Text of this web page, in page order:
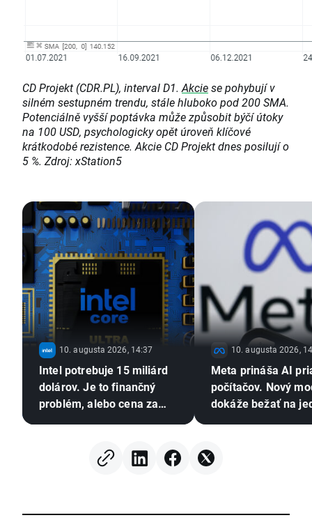
CD Projekt (CDR.PL), interval D1.Akciese pohybují v
silném sestupném trendu, stále hluboko pod 200 SMA.
Potenciálně vyšší poptávka může způsobit býčí útoky
na 100 USD, psychologicky opět úroveň klíčové
krátkodobé rezistence. Akcie CD Projekt dnes posilují o
5 %. Zdroj: xStation5
10. augusta 2026, 14:37
Intel potrebuje 15 miliárd
dolárov. Je to finančný
problém, alebo cena za
10. augusta 2026,
Meta prináša AI
počítačov. Nový
dokáže bežať na